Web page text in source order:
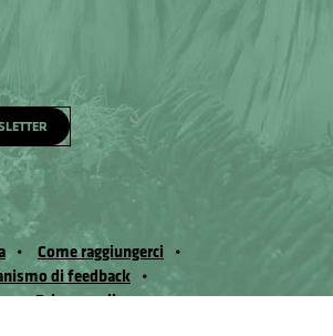
Come raggiungerci
di feedback
Privacy policy